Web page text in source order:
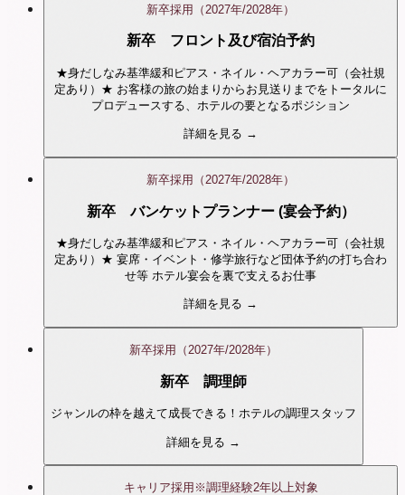
新卒採用（2027年/2028年）
新卒 フロント及び宿泊予約
★身だしなみ基準緩和ピアス・ネイル・ヘアカラー可（会社規
定あり）★ お客様の旅の始まりからお見送りまでをトータルに
プロデュースする、ホテルの要となるポジション
詳細を見る →
新卒採用（2027年/2028年）
新卒 バンケットプランナー (宴会予約）
★身だしなみ基準緩和ピアス・ネイル・ヘアカラー可（会社規
定あり）★ 宴席・イベント・修学旅行など団体予約の打ち合わ
せ等 ホテル宴会を裏で支えるお仕事
詳細を見る →
新卒採用（2027年/2028年）
新卒 調理師
ジャンルの枠を越えて成長できる！ホテルの調理スタッフ
詳細を見る →
キャリア採用※調理経験2年以上対象